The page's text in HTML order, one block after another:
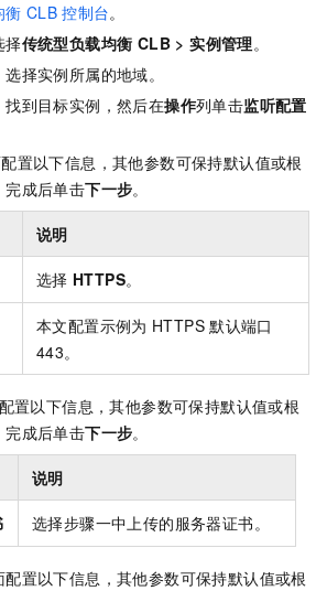
衡 CLB 控制台。
择传统型负载均衡 CLB >实例管理。
择实例所属的地域。
找到目标实例，然后在操作列单击监听配置
置以下信息，其他参数可保持默认值或根
完成后单击下一步。
说明
选择 HTTPS。
本文配置示例为 HTTPS 默认端口
443。
置以下信息，其他参数可保持默认值或根
完成后单击下一步。
说明
选择步骤一中上传的服务器证书。
配置以下信息，其他参数可保持默认值或根